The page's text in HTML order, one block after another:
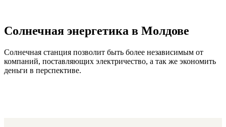
Солнечная энергетика в Молдове
Солнечная станция позволит быть более независимым от
компаний, поставляющих электричество, а так же экономить
деньги в перспективе.